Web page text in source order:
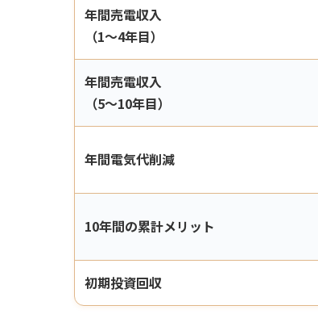
年間売電収入
（1〜4年目）
年間売電収入
（5〜10年目）
年間電気代削減
10年間の累計メリット
初期投資回収